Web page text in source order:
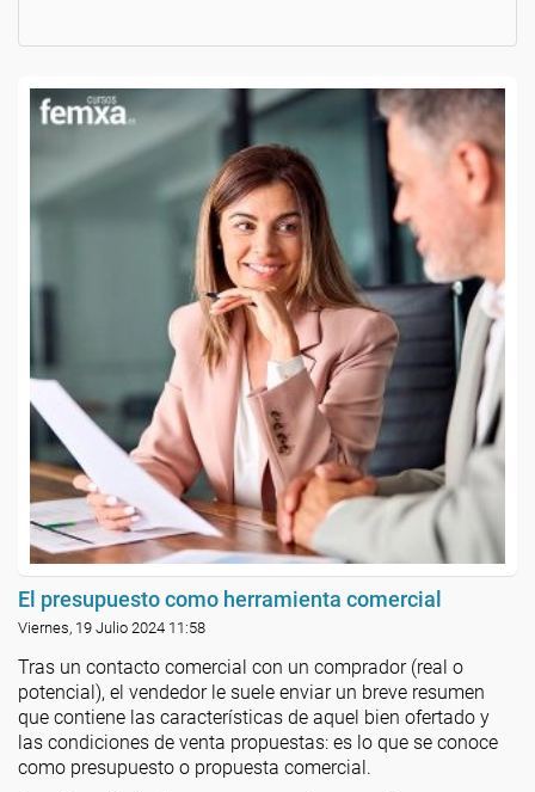
El presupuesto como herramienta comercial
Viernes, 19 Julio 2024 11:58
Tras un contacto comercial con un comprador (real o
potencial), el vendedor le suele enviar un breve resumen
que contiene las características de aquel bien ofertado y
las condiciones de venta propuestas: es lo que se conoce
como presupuesto o propuesta comercial.